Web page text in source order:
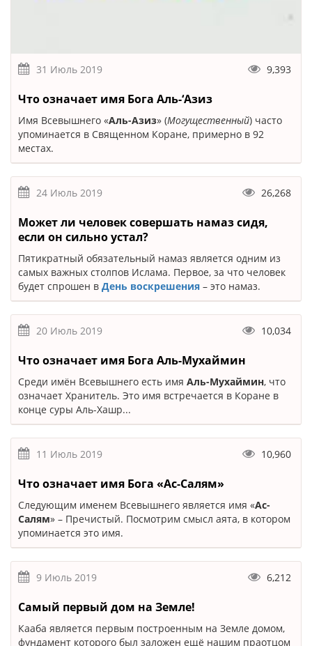
31 Июль 2019 9,393
Что означает имя Бога Аль-‘Азиз
Имя Всевышнего «Аль-Азиз» (Могущественный) часто
упоминается в Священном Коране, примерно в 92
местах.
24 Июль 2019 26,268
Может ли человек совершать намаз сидя,
если он сильно устал?
Пятикратный обязательный намаз является одним из
самых важных столпов Ислама. Первое, за что человек
будет спрошен в День воскрешения – это намаз.
20 Июль 2019 10,034
Что означает имя Бога Аль-Мухаймин
Среди имён Всевышнего есть имя Аль-Мухаймин, что
означает Хранитель. Это имя встречается в Коране в
конце суры Аль-Хашр...
11 Июль 2019 10,960
Что означает имя Бога «Ас-Салям»
Следующим именем Всевышнего является имя «Ас-
Салям» – Пречистый. Посмотрим смысл аята, в котором
упоминается это имя.
9 Июль 2019 6,212
Самый первый дом на Земле!
Кааба является первым построенным на Земле домом,
фундамент которого был заложен ещё нашим праотцом